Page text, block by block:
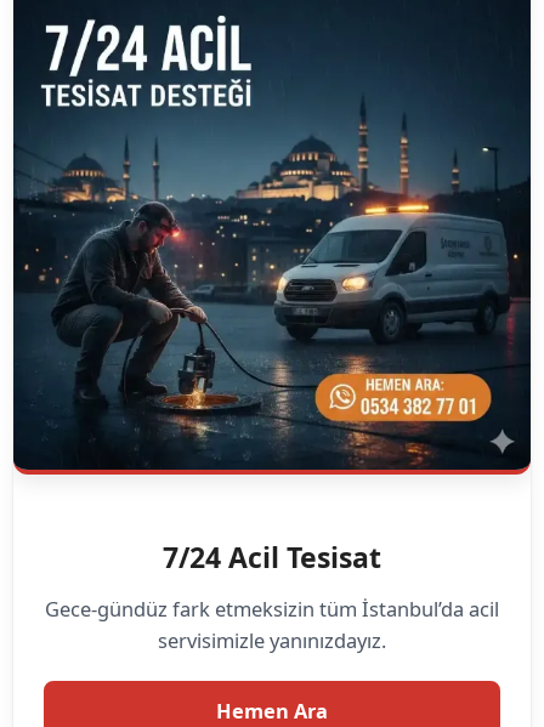
7/24 Acil Tesisat
Gece-gündüz fark etmeksizin tüm İstanbul’da acil
servisimizle yanınızdayız.
Hemen Ara